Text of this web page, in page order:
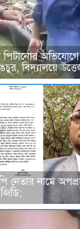
পিটানোর
বিদ্যালয়ে
নেতার নামে